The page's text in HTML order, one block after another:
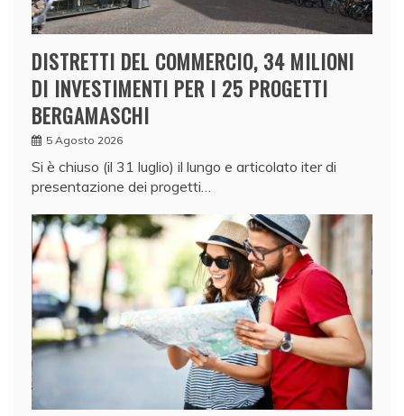
DISTRETTI DEL COMMERCIO, 34 MILIONI
DI INVESTIMENTI PER I 25 PROGETTI
BERGAMASCHI
5 Agosto 2026
Si è chiuso (il 31 luglio) il lungo e articolato iter di
presentazione dei progetti…